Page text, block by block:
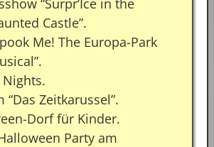
Castle”.
Me! The Europa-Park
“Das Zeitkarussel”.
Dorf für Kinder.
Party am